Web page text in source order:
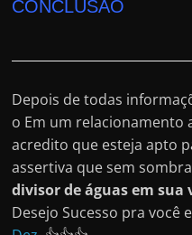
CONCLUSÃO
Depois de todas
o Em um relacionamento
acredito que esteja apto
assertiva que sem
divisor de águas em sua
Desejo Sucesso pra você